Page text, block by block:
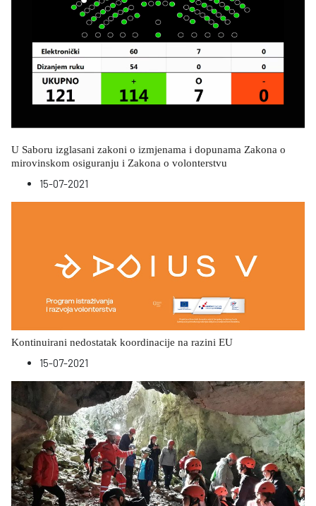
U Saboru izglasani zakoni o izmjenama i dopunama Zakona o
mirovinskom osiguranju i Zakona o volonterstvu
15-07-2021
Kontinuirani nedostatak koordinacije na razini EU
15-07-2021